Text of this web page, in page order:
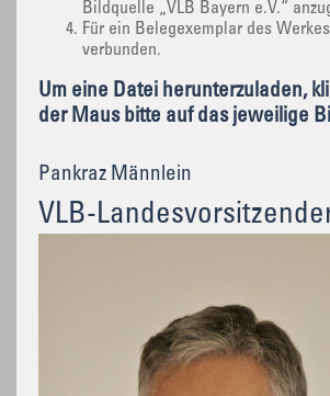
Bildquelle „VLB Bayern e.V.“
Für ein Belegexemplar des
verbunden.
Um eine Datei herunterzuladen,
der Maus bitte auf das jeweilige
Pankraz Männlein
VLB-